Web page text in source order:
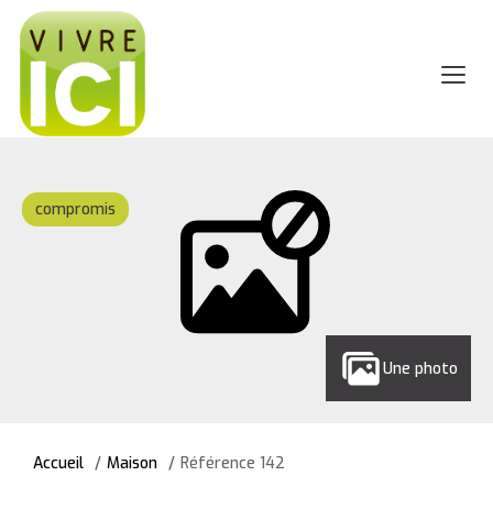
compromis
Une photo
Accueil Maison Référence 142